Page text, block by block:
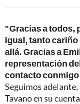
"Gracias a todos,
igual, tanto cariño
allá. Gracias a
representación
contacto conmigo
Seguimos
Tavano en su